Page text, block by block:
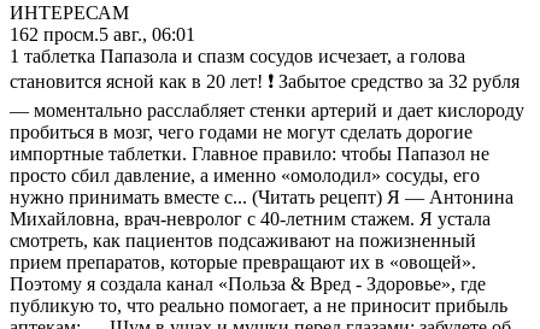
ИНТЕРЕСАМ
162 просм.5 авг., 06:01
1 таблетка Папазола и спазм сосудов исчезает, а голова
становится ясной как в 20 лет! ❗ Забытое средство за 32 рубля
— моментально расслабляет стенки артерий и дает кислороду
пробиться в мозг, чего годами не могут сделать дорогие
импортные таблетки. Главное правило: чтобы Папазол не
просто сбил давление, а именно «омолодил» сосуды, его
нужно принимать вместе с... (Читать рецепт) Я — Антонина
Михайловна, врач-невролог с 40-летним стажем. Я устала
смотреть, как пациентов подсаживают на пожизненный
прием препаратов, которые превращают их в «овощей».
Поэтому я создала канал «Польза & Вред - Здоровье», где
публикую то, что реально помогает, а не приносит прибыль